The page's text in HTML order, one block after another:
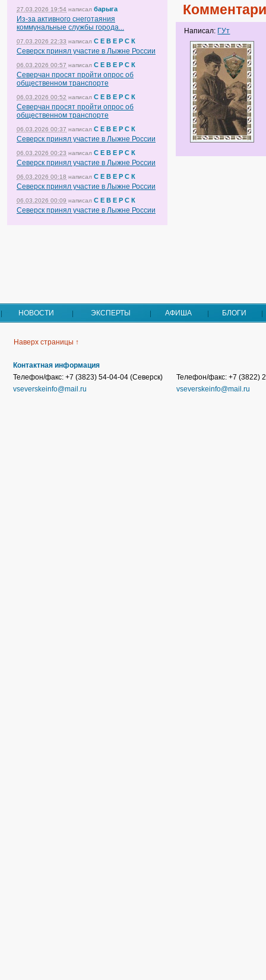
27.03.2026 19:54 написал барыга
Из-за активного снеготаяния
коммунальные службы города...
07.03.2026 22:33 написал С Е В Е Р С К
Северск принял участие в Лыжне России
06.03.2026 00:57 написал С Е В Е Р С К
Северчан просят пройти опрос об
общественном транспорте
06.03.2026 00:52 написал С Е В Е Р С К
Северчан просят пройти опрос об
общественном транспорте
06.03.2026 00:37 написал С Е В Е Р С К
Северск принял участие в Лыжне России
06.03.2026 00:23 написал С Е В Е Р С К
Северск принял участие в Лыжне России
06.03.2026 00:18 написал С Е В Е Р С К
Северск принял участие в Лыжне России
06.03.2026 00:09 написал С Е В Е Р С К
Северск принял участие в Лыжне России
Написал: ГУт
НОВОСТИ ЭКСПЕРТЫ АФИША БЛОГИ
Наверх страницы ↑
Контактная информация
Телефон/факс: +7 (3823) 54-04-04 (Северск)
vseverskeinfo@mail.ru
Телефон/факс: +7 (3822)
vseverskeinfo@mail.ru